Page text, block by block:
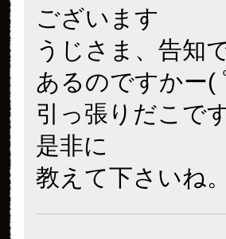
ございます
うじさま、告知
あるのですかー(
引っ張りだこで
是非に
教えて下さいね。